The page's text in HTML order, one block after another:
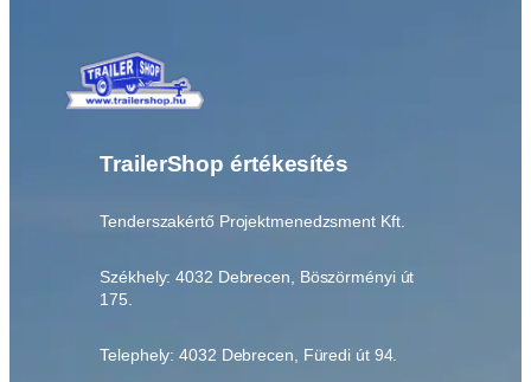
TrailerShop értékesítés
Tenderszakértő Projektmenedzsment Kft.
Székhely: 4032 Debrecen, Böszörményi út
175.
Telephely: 4032 Debrecen, Füredi út 94.